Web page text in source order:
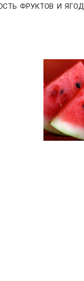
ФРУКТОВ И ЯГОД